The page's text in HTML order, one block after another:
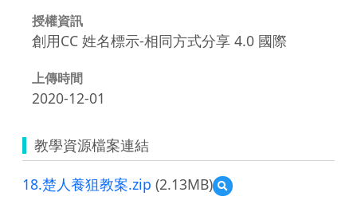
授權資訊
創用CC 姓名標示-相同方式分享 4.0 國際
上傳時間
2020-12-01
教學資源檔案連結
18.楚人養狙教案.zip (2.13MB)
預
覽